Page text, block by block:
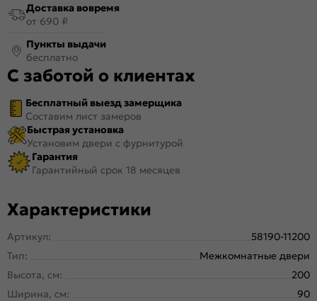
Доставка вовремя
от 690 ₽
Пункты выдачи
бесплатно
С заботой о клиентах
Бесплатный выезд замерщика
Составим лист замеров
Быстрая установка
Установим двери с фурнитурой
Гарантия
Гарантийный срок 18 месяцев
Характеристики
Артикул:
58190-11200
Тип:
Межкомнатные двери
Высота, см:
200
Ширина, см:
90